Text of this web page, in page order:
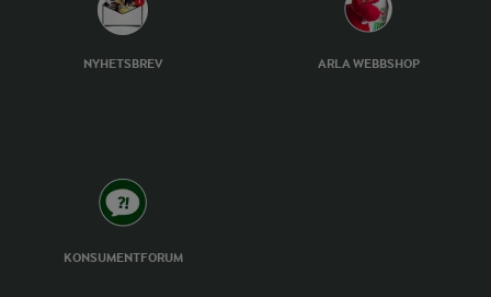
NYHETSBREV ARLA WEBBSHOP
KONSUMENTFORUM